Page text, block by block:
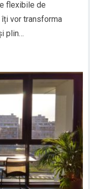
flexibile de
vor transforma
plin…